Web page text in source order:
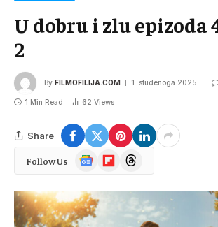
U dobru i zlu epizoda
2
By FILMOFILIJA.COM 1. studenoga 2025.
1 Min Read 62 Views
Share
Follow Us
Google
News
FlipboardThreads